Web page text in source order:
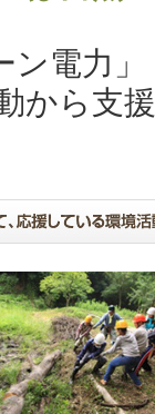
ン電力
から支